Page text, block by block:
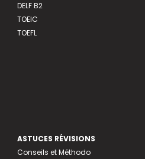
DELF B2
TOEIC
TOEFL
ASTUCES RÉVISIONS
Conseils et Méthodo